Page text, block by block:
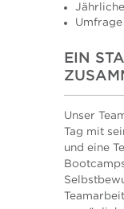
EIN
Unser
Tag mit
und eine